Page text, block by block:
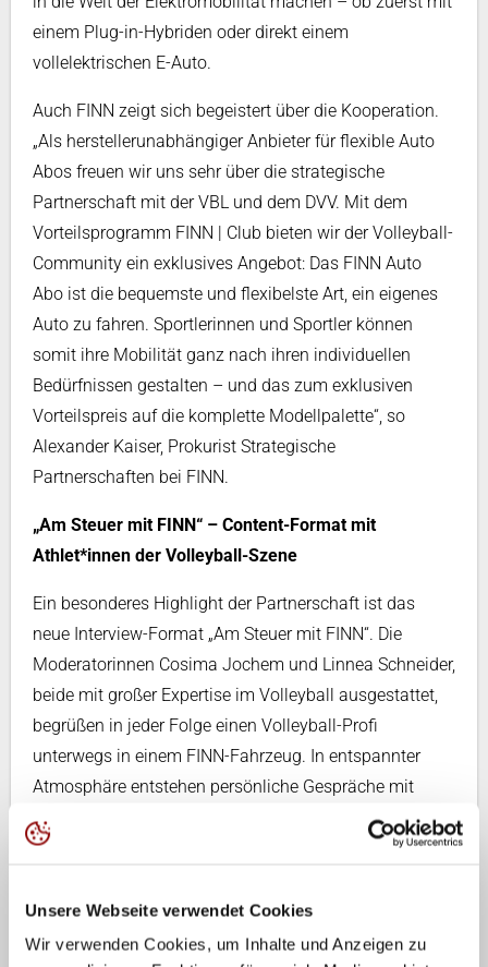
Unsere Webseite verwendet Cookies
Wir verwenden Cookies, um Inhalte und Anzeigen zu
einem Plug-in-Hybriden oder direkt einem
vollelektrischen E-Auto.
Auch FINN zeigt sich begeistert über die Kooperation.
„Als herstellerunabhängiger Anbieter für flexible Auto
Abos freuen wir uns sehr über die strategische
Partnerschaft mit der VBL und dem DVV. Mit dem
Vorteilsprogramm FINN | Club bieten wir der Volleyball-
Community ein exklusives Angebot: Das FINN Auto
Abo ist die bequemste und flexibelste Art, ein eigenes
Auto zu fahren. Sportlerinnen und Sportler können
somit ihre Mobilität ganz nach ihren individuellen
Bedürfnissen gestalten – und das zum exklusiven
Vorteilspreis auf die komplette Modellpalette“, so
Alexander Kaiser, Prokurist Strategische
Partnerschaften bei FINN.
„Am Steuer mit FINN“ – Content-Format mit
Athlet*innen der Volleyball-Szene
Ein besonderes Highlight der Partnerschaft ist das
neue Interview-Format „Am Steuer mit FINN“. Die
Moderatorinnen Cosima Jochem und Linnea Schneider,
beide mit großer Expertise im Volleyball ausgestattet,
begrüßen in jeder Folge einen Volleyball-Profi
unterwegs in einem FINN-Fahrzeug. In entspannter
Atmosphäre entstehen persönliche Gespräche mit
spannenden Einblicken in das Leben der Spieler*innen
abseits des Courts.
Spieler*innen und Trainer*innen auf persönliche und